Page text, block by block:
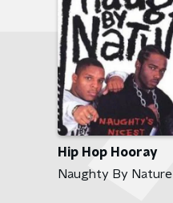
Hip Hop Hooray
Naughty By Nature